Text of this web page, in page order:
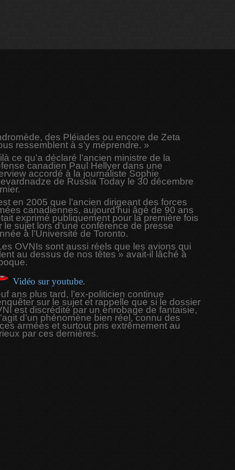
des Pléiades ou encore de Zeta
ressemblent à s’y méprendre. »
ce qu’a déclaré l’ancien ministre de la
canadien Paul Hellyer dans une
accordé à la journaliste Sophie
de Russia Today le 30 décembre
en 2005 que l’ancien dirigeant des forces
canadiennes, aujourd’hui âgé de 90 ans
exprimé publiquement pour la première fois
le sujet lors d’une conférence de presse
à l’Université de Toronto.
OVNIs sont aussi réels que les avions qui
au dessus de nos têtes » avait-il lâché à
Vidéo sur youtube.
ans plus tard, l’ex-politicien continue
sur le sujet et rappelle que si le dossier
est discrédité par un enrobage de fantaisie,
d’un phénomène bien réel, connu des
armées et surtout pris extrêmement au
par ces dernières.